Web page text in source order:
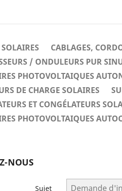
CABLAGES,
/ ONDULEURS PUR
PHOTOVOLTAIQUES
DE CHARGE SOLAIRES
ET CONGÉLATEURS
PHOTOVOLTAIQUES
NOUS
Sujet